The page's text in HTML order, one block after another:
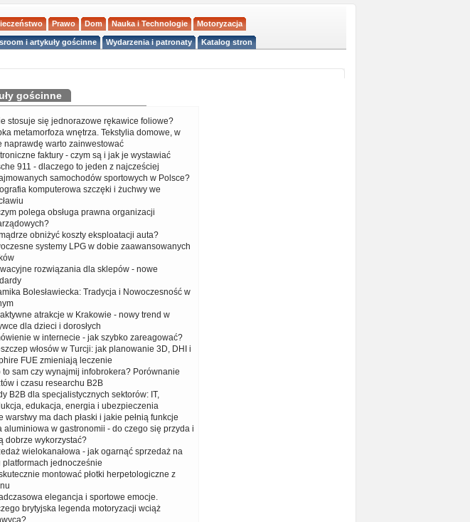
Prawo Dom Nauka i Technologie Motoryzacja
i artykuły gościnne Wydarzenia i patronaty Katalog stron
gościnne
stosuje się jednorazowe rękawice foliowe?
metamorfoza wnętrza. Tekstylia domowe, w
naprawdę warto zainwestować
faktury - czym są i jak je wystawiać
911 - dlaczego to jeden z najcześciej
samochodów sportowych w Polsce?
komputerowa szczęki i żuchwy we
polega obsługa prawna organizacji
obniżyć koszty eksploatacji auta?
systemy LPG w dobie zaawansowanych
rozwiązania dla sklepów - nowe
Bolesławiecka: Tradycja i Nowoczesność w
atrakcje w Krakowie - nowy trend w
dla dzieci i dorosłych
w internecie - jak szybko zareagować?
włosów w Turcji: jak planowanie 3D, DHI i
FUE zmieniają leczenie
to sam czy wynajmij infobrokera? Porównanie
i czasu researchu B2B
B2B dla specjalistycznych sektorów: IT,
edukacja, energia i ubezpieczenia
warstwy ma dach płaski i jakie pełnią funkcje
aluminiowa w gastronomii - do czego się przyda i
dobrze wykorzystać?
wielokanałowa - jak ogarnąć sprzedaż na
platformach jednocześnie
montować płotki herpetologiczne z
elegancja i sportowe emocje.
brytyjska legenda motoryzacji wciąż